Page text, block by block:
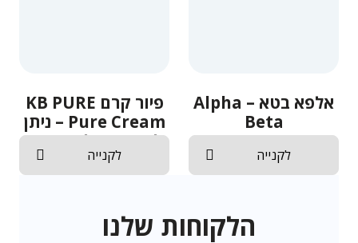
אלפא בטא – Alpha
Beta
לקנייה
פיור קרם KB PURE
– Pure Cream ניתן
להשיג אצלנו באתר
לקנייה
הלקוחות שלנו